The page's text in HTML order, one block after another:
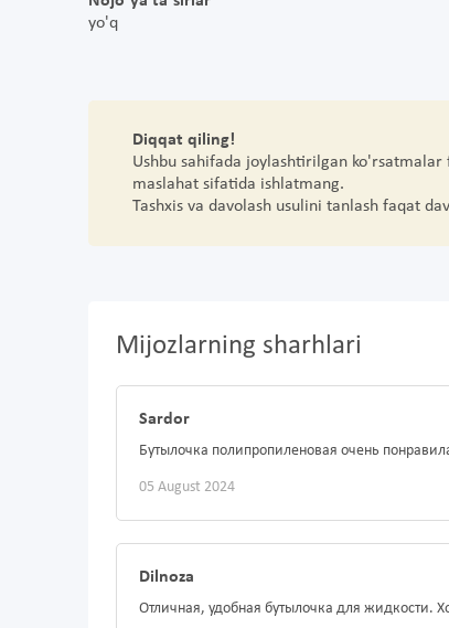
yo'q
Diqqat qiling!
Ushbu sahifada joylashtirilgan
maslahat sifatida ishlatmang.
Tashxis va davolash usulini tanlash faqat
Mijozlarning sharhlari
Sardor
Бутылочка полипропиленовая очень
05 August 2024
Dilnoza
Отличная, удобная бутылочка для жидкости.